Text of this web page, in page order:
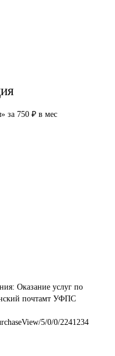
за 750 ₽ в мес
Оказание услуг по
почтамт УФПС
5/0/0/2241234